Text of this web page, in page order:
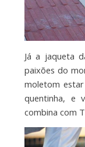
Já a jaqueta
paixões do
moletom
quentinha, e
combina com